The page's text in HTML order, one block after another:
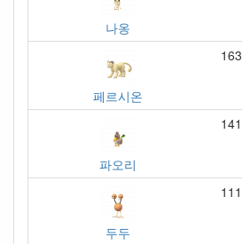
나옹
페르시온
163
파오리
141
두두
111